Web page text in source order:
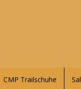
CMP Trailschuhe